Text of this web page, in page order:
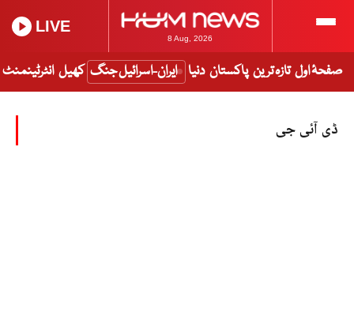
8 Aug, 2026
LIVE
صفحۂ اول تازہ ترین پاکستان دنیا ایران-اسرائیل جنگ کھیل انٹرٹینمنٹ
ڈی آئی جی